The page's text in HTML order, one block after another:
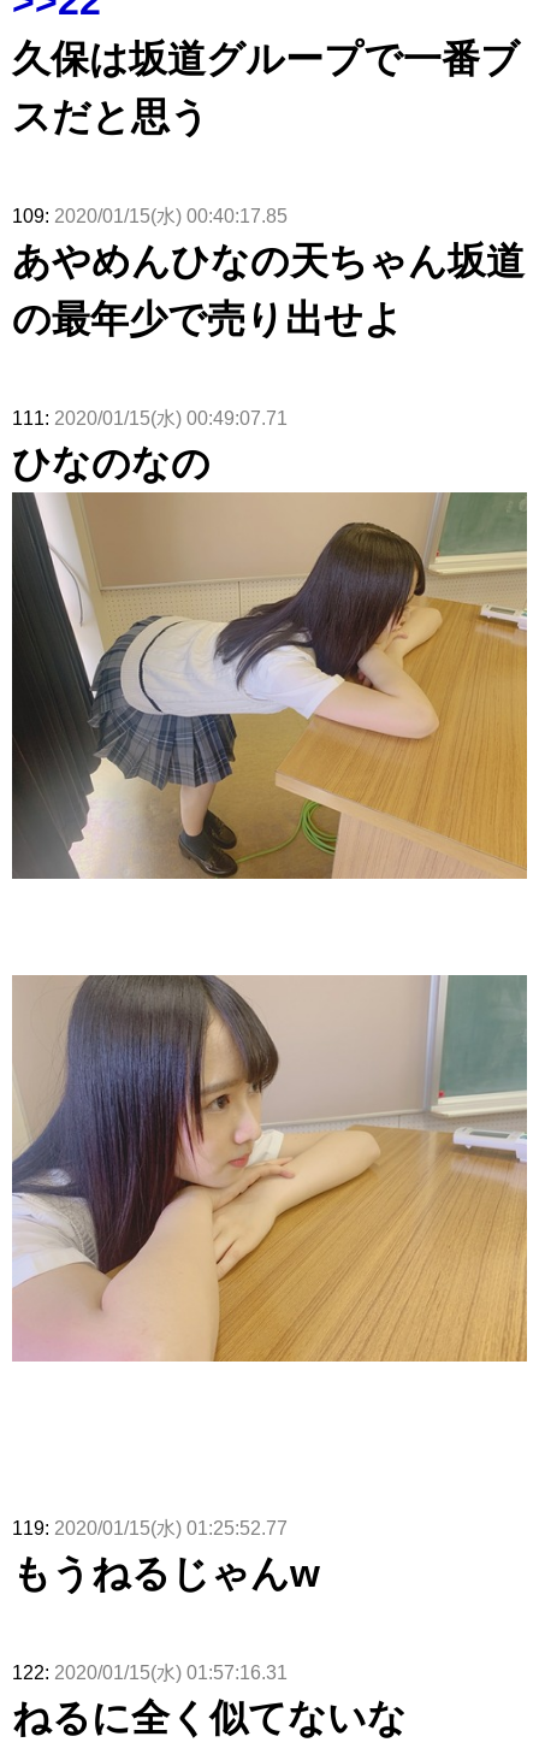
久保は坂道グループで一番ブ
スだと思う
109: 2020/01/15(水) 00:40:17.85
あやめんひなの天ちゃん坂道
の最年少で売り出せよ
111: 2020/01/15(水) 00:49:07.71
ひなのなの
119: 2020/01/15(水) 01:25:52.77
もうねるじゃんw
122: 2020/01/15(水) 01:57:16.31
ねるに全く似てないな